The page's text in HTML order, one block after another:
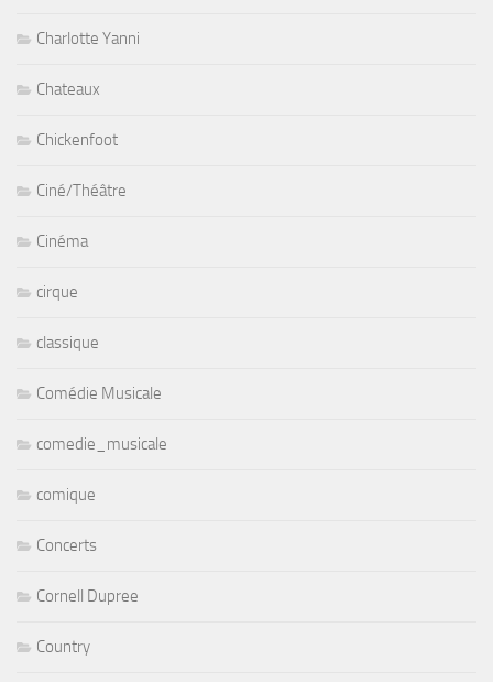
Charlotte Yanni
Chateaux
Chickenfoot
Ciné/Théâtre
Cinéma
cirque
classique
Comédie Musicale
comedie_musicale
comique
Concerts
Cornell Dupree
Country